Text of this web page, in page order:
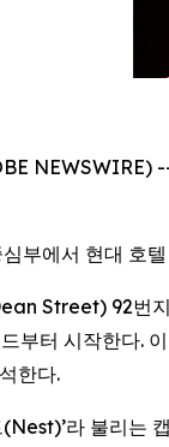
NEWSWIRE)
부에서 현대 호
Street) 92번
부터 시작한다.
한다.
라 불리는